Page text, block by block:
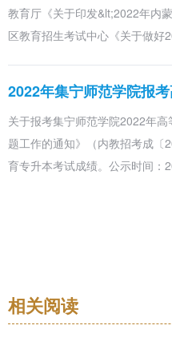
教育厅《关于印发&lt;2022年内
区教育招生考试中心《关于做好
2022年集宁师范学院报
关于报考集宁师范学院2022年
题工作的通知》（内教招考成
育专升本考试成绩。公示时间：
配合国家开发银行做好贷款学
相关阅读